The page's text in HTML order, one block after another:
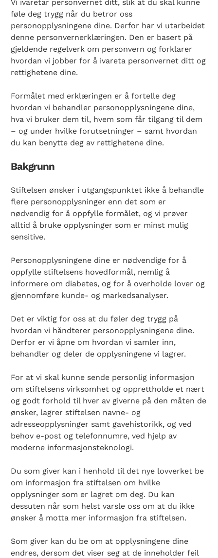
Vi ivaretar personvernet ditt, slik at du skal kunne
føle deg trygg når du betror oss
personopplysningene dine. Derfor har vi utarbeidet
denne personvernerklæringen. Den er basert på
gjeldende regelverk om personvern og forklarer
hvordan vi jobber for å ivareta personvernet ditt og
rettighetene dine.
Formålet med erklæringen er å fortelle deg
hvordan vi behandler personopplysningene dine,
hva vi bruker dem til, hvem som får tilgang til dem
– og under hvilke forutsetninger – samt hvordan
du kan benytte deg av rettighetene dine.
Bakgrunn
Stiftelsen ønsker i utgangspunktet ikke å behandle
flere personopplysninger enn det som er
nødvendig for å oppfylle formålet, og vi prøver
alltid å bruke opplysninger som er minst mulig
sensitive.
Personopplysningene dine er nødvendige for å
oppfylle stiftelsens hovedformål, nemlig å
informere om diabetes, og for å overholde lover og
gjennomføre kunde- og markedsanalyser.
Det er viktig for oss at du føler deg trygg på
hvordan vi håndterer personopplysningene dine.
Derfor er vi åpne om hvordan vi samler inn,
behandler og deler de opplysningene vi lagrer.
For at vi skal kunne sende personlig informasjon
om stiftelsens virksomhet og opprettholde et nært
og godt forhold til hver av giverne på den måten de
ønsker, lagrer stiftelsen navne- og
adresseopplysninger samt gavehistorikk, og ved
behov e-post og telefonnumre, ved hjelp av
moderne informasjonsteknologi.
Du som giver kan i henhold til det nye lovverket be
om informasjon fra stiftelsen om hvilke
opplysninger som er lagret om deg. Du kan
dessuten når som helst varsle oss om at du ikke
ønsker å motta mer informasjon fra stiftelsen.
Som giver kan du be om at opplysningene dine
endres, dersom det viser seg at de inneholder feil